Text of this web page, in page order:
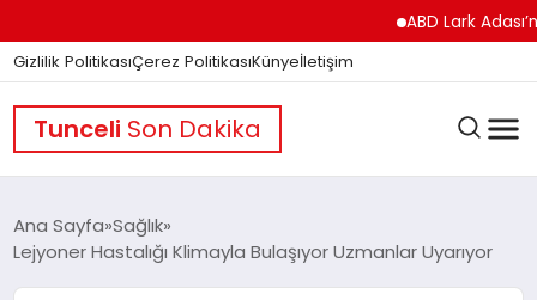
ABD Lark Adası’na
Gizlilik PolitikasıÇerez PolitikasıKünyeİletişim
Tunceli Son Dakika
GÜNDEM
Ana Sayfa Sağlık
Lejyoner Hastalığı Klimayla Bulaşıyor Uzmanlar Uyarıyor